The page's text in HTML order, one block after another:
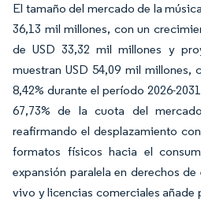
El tamaño del mercado de la
36,13 mil millones, con un
de USD 33,32 mil millones y
muestran USD 54,09 mil millones,
8,42% durante el período 2026-
67,73% de la cuota del
reafirmando el desplazamiento
formatos físicos hacia el
expansión paralela en derechos
vivo y licencias comerciales